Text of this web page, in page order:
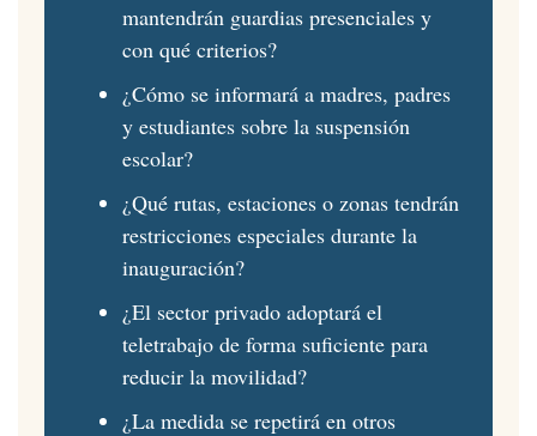
mantendrán guardias presenciales y
con qué criterios?
¿Cómo se informará a madres, padres
y estudiantes sobre la suspensión
escolar?
¿Qué rutas, estaciones o zonas tendrán
restricciones especiales durante la
inauguración?
¿El sector privado adoptará el
teletrabajo de forma suficiente para
reducir la movilidad?
¿La medida se repetirá en otros